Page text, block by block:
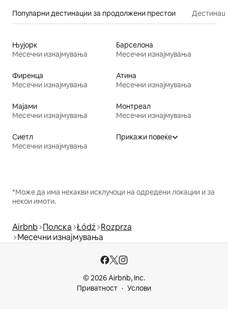
Популарни дестинации за продолжени престои
Њујорк
Месечни изнајмувања
Барселона
Месечни изнајмувања
Фиренца
Месечни изнајмувања
Атина
Месечни изнајмувања
Мајами
Месечни изнајмувања
Монтреал
Месечни изнајмувања
Сиетл
Месечни изнајмувања
Прикажи повеќе
*Може да има некакви исклучоци на одредени локации и за
некои имоти.
Airbnb Полска Łódź Rozprza
Месечни изнајмувања
© 2026 Airbnb, Inc.
Приватност
Услови